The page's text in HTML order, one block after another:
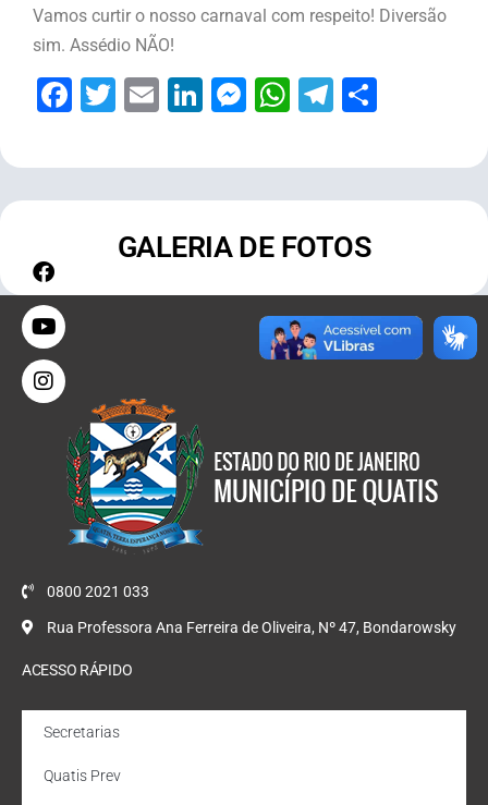
Vamos curtir o nosso carnaval com respeito! Diversão
sim. Assédio NÃO!
Facebook
Twitter
EmailLinkedIn
Messenger
WhatsApp
Telegram
GALERIA DE FOTOS
0800 2021 033
Rua Professora Ana Ferreira de Oliveira, Nº 47, Bondarowsky
ACESSO RÁPIDO
Secretarias
Quatis Prev